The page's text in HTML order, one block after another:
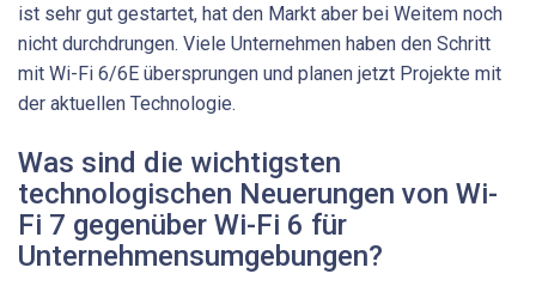
ist sehr gut gestartet, hat den Markt aber bei Weitem noch
nicht durchdrungen. Viele Unternehmen haben den Schritt
mit Wi-Fi 6/6E übersprungen und planen jetzt Projekte mit
der aktuellen Technologie.
Was sind die wichtigsten
technologischen Neuerungen von Wi-
Fi 7 gegenüber Wi-Fi 6 für
Unternehmensumgebungen?